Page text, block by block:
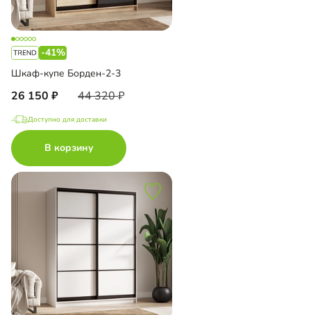
-41%
Шкаф-купе Борден-2-3
26 150 44 320
Доступно для доставки
В корзину